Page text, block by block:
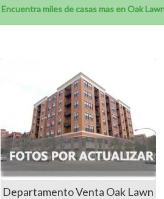
Encuentra miles de casas mas en Oak
Departamento Venta Oak Lawn